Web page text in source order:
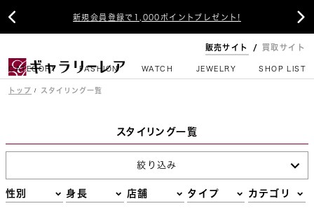
新規会員登録で1,000ポイントプレゼント!
 
販売サイト 買取サイト
CATEGORY FASHION WATCH JEWELRY SHOP LIST
トップ スタイリング一覧
スタイリング一覧
絞り込み
性別 身長 店舗 タイプ カテゴリ